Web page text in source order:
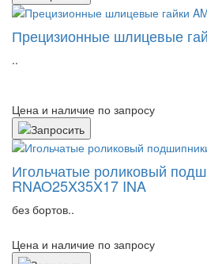
Прецизионные шлицевые
..
Цена и наличие по запросу
Игольчатые роликовый
RNAO25X35X17 INA
без бортов..
Цена и наличие по запросу